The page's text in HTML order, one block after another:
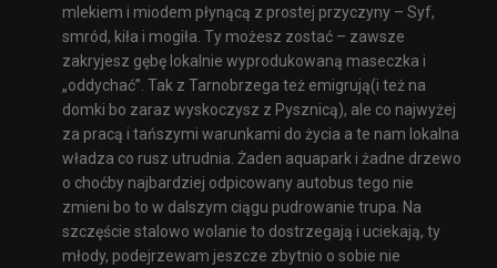
mlekiem i miodem płynącą z prostej przyczyny – Syf,
smród, kiła i mogiła. Ty możesz zostać – zawsze
zakryjesz gębę lokalnie wyprodukowaną maseczka i
„oddychać”. Tak z Tarnobrzega też emigrują(i też na
domki bo zaraz wyskoczysz z Pysznicą), ale co najwyżej
za pracą i tańszymi warunkami do życia a te nam lokalna
władza co rusz utrudnia. Żaden aquapark i żadne drzewo
o choćby najbardziej odpicowany autobus tego nie
zmieni bo to w dalszym ciągu pudrowanie trupa. Na
szczęście stalowo wolanie to dostrzegają i uciekają, ty
młody, podejrzewam jeszcze zbytnio o sobie nie